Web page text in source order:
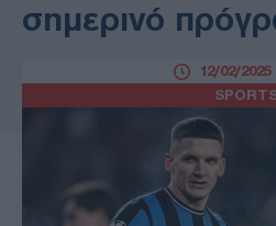
MEDIA
AUTO - MOTO
ΑΡΘΡΟΓΡΑΦΙΑ
σημερινό
12/02/2025